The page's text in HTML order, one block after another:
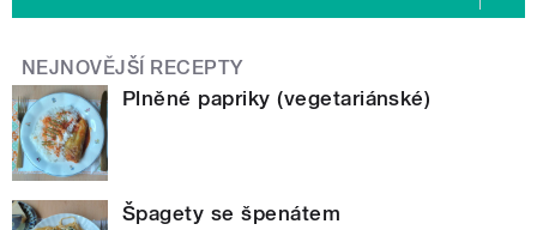
NEJNOVĚJŠÍ RECEPTY
Plněné papriky (vegetariánské)
Špagety se špenátem